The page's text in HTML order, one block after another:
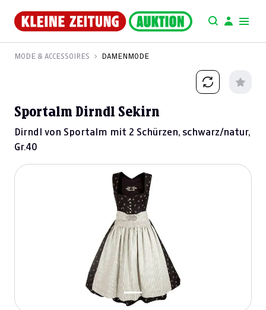
MODE & ACCESSOIRES DAMENMODE
Sportalm Dirndl Sekirn
Dirndl von Sportalm mit 2 Schürzen, schwarz/natur,
Gr.40